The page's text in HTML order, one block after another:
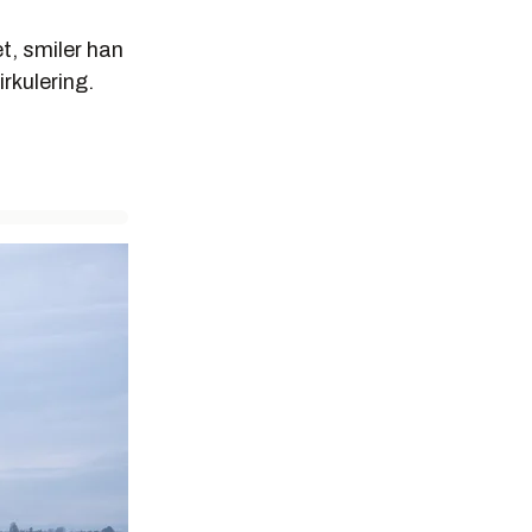
originale
Zealand.
smiler han